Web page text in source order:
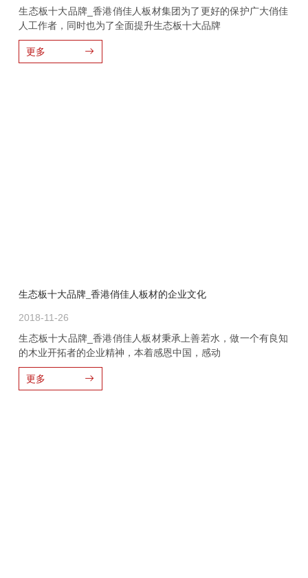
生态板十大品牌_香港俏佳人板材集团为了更好的保护广大俏佳
人工作者，同时也为了全面提升生态板十大品牌
更多
生态板十大品牌_香港俏佳人板材的企业文化
2018-11-26
生态板十大品牌_香港俏佳人板材秉承上善若水，做一个有良知
的木业开拓者的企业精神，本着感恩中国，感动
更多